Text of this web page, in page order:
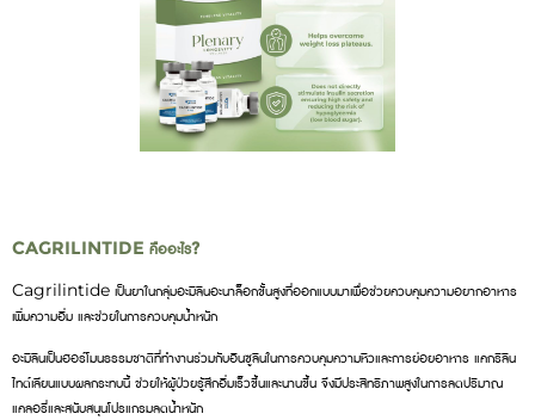
CAGRILINTIDE คืออะไร?
Cagrilintide เป็นยาในกลุ่มอะมิลินอะนาล็อกขั้นสูงที่ออกแบบมาเพื่อช่วยควบคุมความอยากอาหาร
เพิ่มความอิ่ม และช่วยในการควบคุมน้ำหนัก
อะมิลินเป็นฮอร์โมนธรรมชาติที่ทำงานร่วมกับอินซูลินในการควบคุมความหิวและการย่อยอาหาร แคกริลิน
ไทด์เลียนแบบผลกระทบนี้ ช่วยให้ผู้ป่วยรู้สึกอิ่มเร็วขึ้นและนานขึ้น จึงมีประสิทธิภาพสูงในการลดปริมาณ
แคลอรี่และสนับสนุนโปรแกรมลดน้ำหนัก